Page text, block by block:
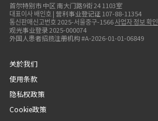
首尔特别市 中区 南大门路9街 24 1103室
대표이사 배인호 | 营利事业登记证 107-88-11354
통신판매신고번호 2025-서울중구-1566사업자 정보 확인
观光事业登录 2025-000074
外国人患者招揽注册机构 #A-2026-01-01-06849
关於我们
使用条款
隐私权政策
Cookie政策